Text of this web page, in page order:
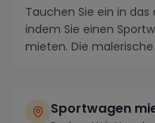
Tauchen Sie ein in
indem Sie einen
mieten. Die
Sportwagen